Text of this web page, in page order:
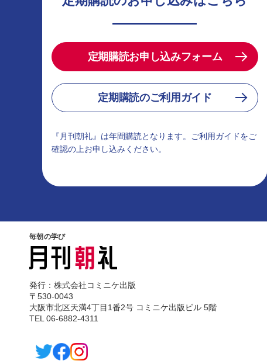
定期購読お申し込みフォーム
定期購読のご利用ガイド
『月刊朝礼』は年間購読となります。ご利用ガイドをご
確認の上お申し込みください。
毎朝の学び
発行：株式会社コミニケ出版
〒530-0043
大阪市北区天満4丁目1番2号 コミニケ出版ビル 5階
TEL 06-6882-4311